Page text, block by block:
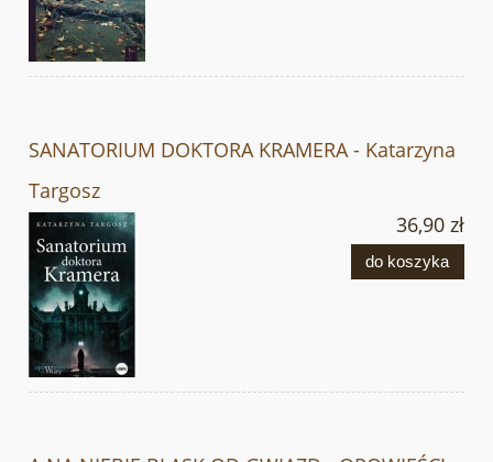
SANATORIUM DOKTORA KRAMERA - Katarzyna
Targosz
36,90 zł
do koszyka